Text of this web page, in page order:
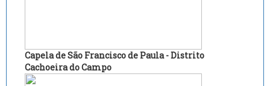
Capela de São Francisco de Paula - Distrito
Cachoeira do Campo